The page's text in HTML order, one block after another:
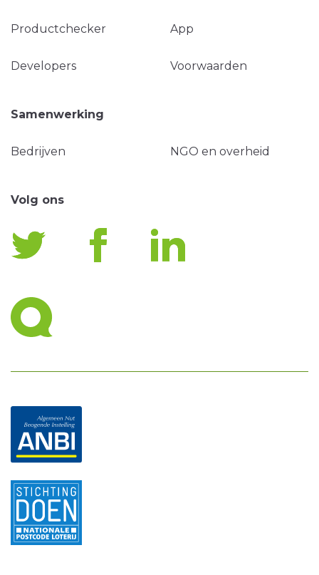
Productchecker App
Developers Voorwaarden
Samenwerking
Bedrijven NGO en overheid
Volg ons